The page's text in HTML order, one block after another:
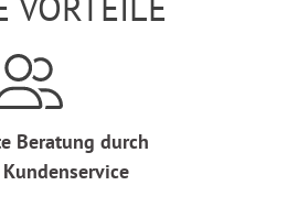
Beratung durch